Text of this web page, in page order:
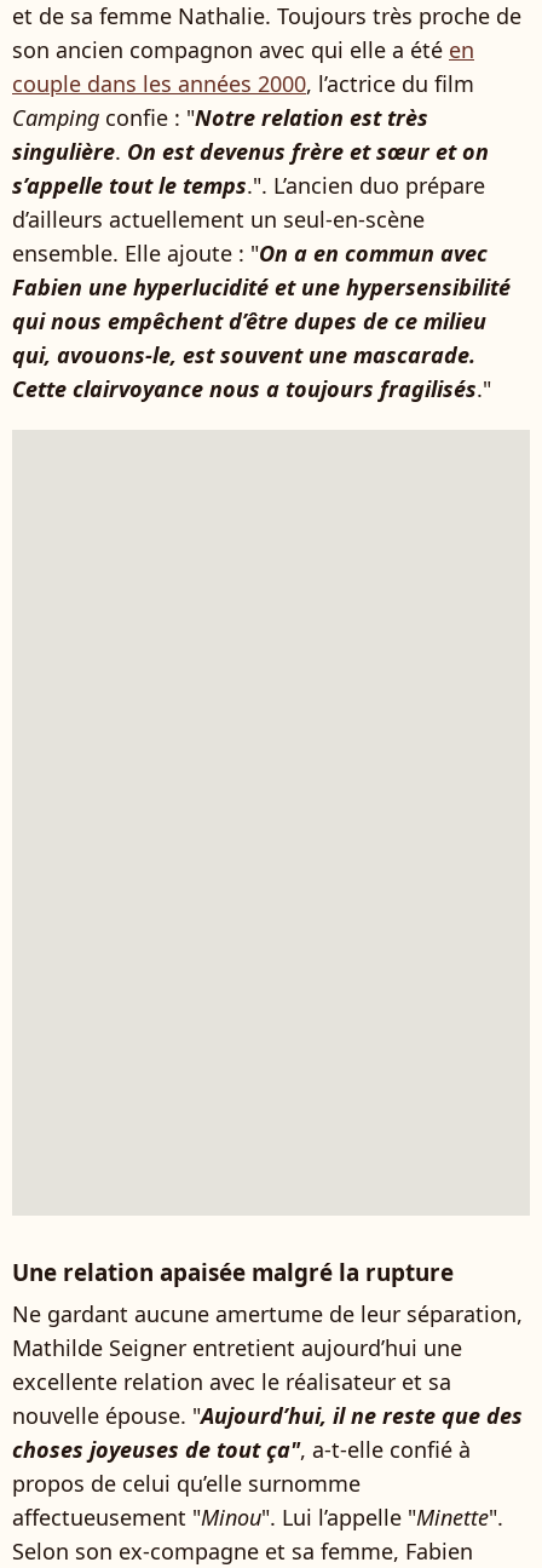
et de sa femme Nathalie. Toujours très proche de
son ancien compagnon avec qui elle a été en
couple dans les années 2000, l’actrice du film
Camping confie : "Notre relation est très
singulière. On est devenus frère et sœur et on
s’appelle tout le temps.". L’ancien duo prépare
d’ailleurs actuellement un seul-en-scène
ensemble. Elle ajoute : "On a en commun avec
Fabien une hyperlucidité et une hypersensibilité
qui nous empêchent d’être dupes de ce milieu
qui, avouons-le, est souvent une mascarade.
Cette clairvoyance nous a toujours fragilisés."
Une relation apaisée malgré la rupture
Ne gardant aucune amertume de leur séparation,
Mathilde Seigner entretient aujourd’hui une
excellente relation avec le réalisateur et sa
nouvelle épouse. "Aujourd’hui, il ne reste que des
choses joyeuses de tout ça", a-t-elle confié à
propos de celui qu’elle surnomme
affectueusement "Minou". Lui l’appelle "Minette".
Selon son ex-compagne et sa femme, Fabien